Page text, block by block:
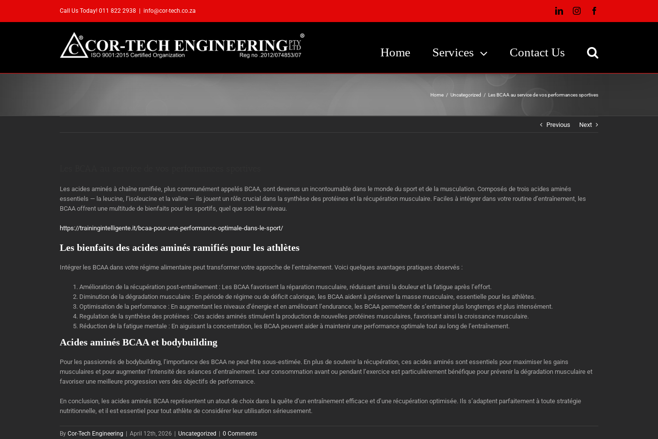
content
Call Us Today! 011 822 2938 info@cor-tech.co.za LinkedInInstagram
Home Services Contact Us
Home / Uncategorized / Les BCAA au service de vos performances sportives
Previous Next
Les acides aminés à chaîne ramifiée, plus communément appelés BCAA, sont devenus un incontournable dans le monde du sport et de la musculation. Composés de trois acides aminés
essentiels — la leucine, l’isoleucine et la valine — ils jouent un rôle crucial dans la synthèse des protéines et la récupération musculaire. Faciles à intégrer dans votre routine d’entraînement, les
BCAA offrent une multitude de bienfaits pour les sportifs, quel que soit leur niveau.
https://trainingintelligente.it/bcaa-pour-une-performance-optimale-dans-le-sport/
Les bienfaits des acides aminés ramifiés pour les athlètes
Intégrer les BCAA dans votre régime alimentaire peut transformer votre approche de l’entraînement. Voici quelques avantages pratiques observés :
Amélioration de la récupération post-entraînement : Les BCAA favorisent la réparation musculaire, réduisant ainsi la douleur et la fatigue après l’effort.
Diminution de la dégradation musculaire : En période de régime ou de déficit calorique, les BCAA aident à préserver la masse musculaire, essentielle pour les athlètes.
Optimisation de la performance : En augmentant les niveaux d’énergie et en améliorant l’endurance, les BCAA permettent de s’entrainer plus longtemps et plus intensément.
Regulation de la synthèse des protéines : Ces acides aminés stimulent la production de nouvelles protéines musculaires, favorisant ainsi la croissance musculaire.
Réduction de la fatigue mentale : En aiguisant la concentration, les BCAA peuvent aider à maintenir une performance optimale tout au long de l’entraînement.
Acides aminés BCAA et bodybuilding
Pour les passionnés de bodybuilding, l’importance des BCAA ne peut être sous-estimée. En plus de soutenir la récupération, ces acides aminés sont essentiels pour maximiser les gains
musculaires et pour augmenter l’intensité des séances d’entraînement. Leur consommation avant ou pendant l’exercice est particulièrement bénéfique pour prévenir la dégradation musculaire et
favoriser une meilleure progression vers des objectifs de performance.
En conclusion, les acides aminés BCAA représentent un atout de choix dans la quête d’un entraînement efficace et d’une récupération optimisée. Ils s’adaptent parfaitement à toute stratégie
nutritionnelle, et il est essentiel pour tout athlète de considérer leur utilisation sérieusement.
By Cor-Tech Engineering April 12th, 2026 Uncategorized 0 Comments